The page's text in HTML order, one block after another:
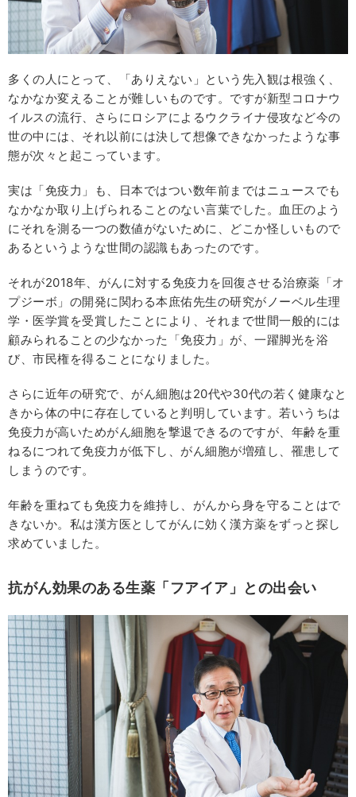
多くの人にとって、「ありえない」という先入観は根強く、
なかなか変えることが難しいものです。ですが新型コロナウ
イルスの流行、さらにロシアによるウクライナ侵攻など今の
世の中には、それ以前には決して想像できなかったような事
態が次々と起こっています。
実は「免疫力」も、日本ではつい数年前まではニュースでも
なかなか取り上げられることのない言葉でした。血圧のよう
にそれを測る一つの数値がないために、どこか怪しいもので
あるというような世間の認識もあったのです。
それが2018年、がんに対する免疫力を回復させる治療薬「オ
プジーボ」の開発に関わる本庶佑先生の研究がノーベル生理
学・医学賞を受賞したことにより、それまで世間一般的には
顧みられることの少なかった「免疫力」が、一躍脚光を浴
び、市民権を得ることになりました。
さらに近年の研究で、がん細胞は20代や30代の若く健康なと
きから体の中に存在していると判明しています。若いうちは
免疫力が高いためがん細胞を撃退できるのですが、年齢を重
ねるにつれて免疫力が低下し、がん細胞が増殖し、罹患して
しまうのです。
年齢を重ねても免疫力を維持し、がんから身を守ることはで
きないか。私は漢方医としてがんに効く漢方薬をずっと探し
求めていました。
抗がん効果のある生薬「フアイア」との出会い